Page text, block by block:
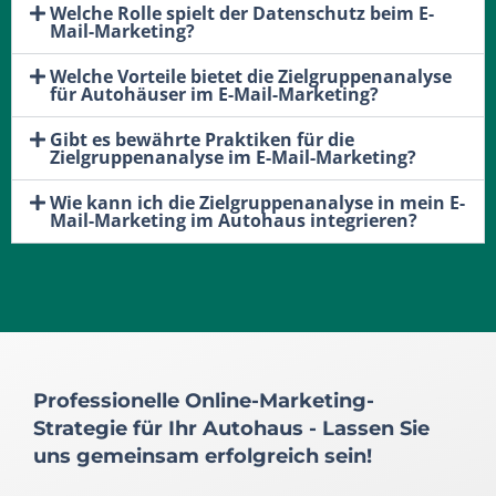
Welche Rolle spielt der Datenschutz beim E-
Mail-Marketing?
Welche Vorteile bietet die Zielgruppenanalyse
für Autohäuser im E-Mail-Marketing?
Gibt es bewährte Praktiken für die
Zielgruppenanalyse im E-Mail-Marketing?
Wie kann ich die Zielgruppenanalyse in mein E-
Mail-Marketing im Autohaus integrieren?
Professionelle Online-Marketing-
Strategie für Ihr Autohaus - Lassen Sie
uns gemeinsam erfolgreich sein!